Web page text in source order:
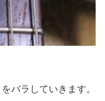
バラしていきます。